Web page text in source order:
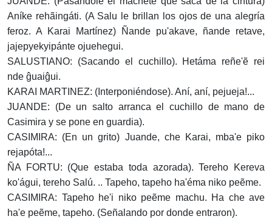
Aníke rehãingáti. (A Salu le brillan los ojos de una alegría
feroz. A Karai Martínez) Ñande pu'akave, ñande retave,
jajepyekyipánte ojuehegui.
SALUSTIANO: (Sacando el cuchillo). Hetáma reñe'ẽ rei
nde ĝuaiĝui.
KARAI MARTINEZ: (Interponiéndose). Aní, aní, pejueja!...
JUANDE: (De un salto arranca el cuchillo de mano de
Casimira y se pone en guardia).
CASIMIRA: (En un grito) Juande, che Karai, mba'e piko
rejapóta!...
ÑA FORTU: (Que estaba toda azorada). Tereho Kereva
ko'águi, tereho Salú. .. Tapeho, tapeho ha'éma niko peẽme.
CASIMIRA: Tapeho he'i niko peẽme machu. Ha che ave
ha'e peẽme, tapeho. (Señalando por donde entraron).